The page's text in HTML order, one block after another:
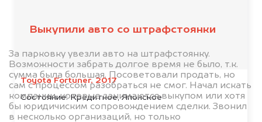
Toyota Fortuner, 2017
Состояние:Кредитное, Японское
Выкупили авто со штрафстоянки
За парковку увезли авто на штрафстоянку.
Возможности забрать долгое время не было, т.к.
сумма была большая. Посоветовали продать, но
сам с процессом разобраться не смог. Начал искать
компании, которые занимаются выкупом или хотя
бы юридичиским сопровождением сделки. Звонил
в несколько организаций, но только